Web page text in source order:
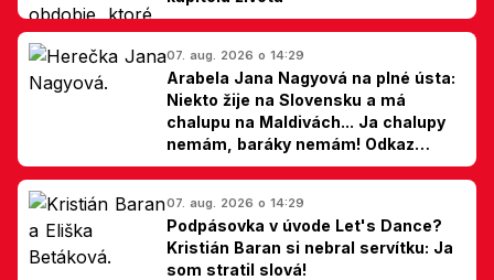
07. aug. 2026 o 14:29
Arabela Jana Nagyová na plné ústa:
Niekto žije na Slovensku a má
chalupu na Maldivách... Ja chalupy
nemám, baráky nemám! Odkaz
Slovákom
07. aug. 2026 o 14:29
Podpásovka v úvode Let's Dance?
Kristián Baran si nebral servítku: Ja
som stratil slová!